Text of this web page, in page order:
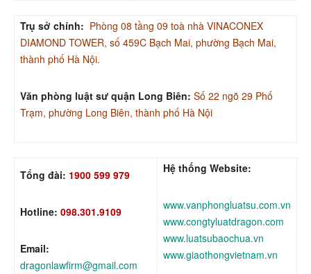
Trụ sở chính: Phòng 08 tầng 09 toà nhà VINACONEX
DIAMOND TOWER, số 459C Bạch Mai, phường Bạch Mai,
thành phố Hà Nội.
Văn phòng luật sư quận Long Biên: Số 22 ngõ 29 Phố
Trạm, phường Long Biên, thành phố Hà Nội
Tổng đài: 1900 599 979
Hotline: 098.301.9109
Email:
dragonlawfirm@gmail.com
Hệ thống Website:
www.vanphongluatsu.com.vn
www.congtyluatdragon.com
www.luatsubaochua.vn
www.giaothongvietnam.vn